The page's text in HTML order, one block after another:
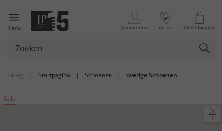
Menu Aanmelden Acties Winkelwagen
Terug | Startpagina | Schoenen | overige Schoenen
Sale